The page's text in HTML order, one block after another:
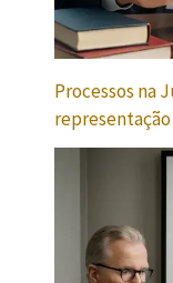
Processos na
representação